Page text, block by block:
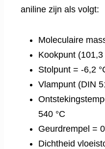
aniline zijn als volgt:
Moleculaire
Kookpunt
Stolpunt = -6,2
Vlampunt (DIN
540 °C
Geurdrempel =
Dichtheid